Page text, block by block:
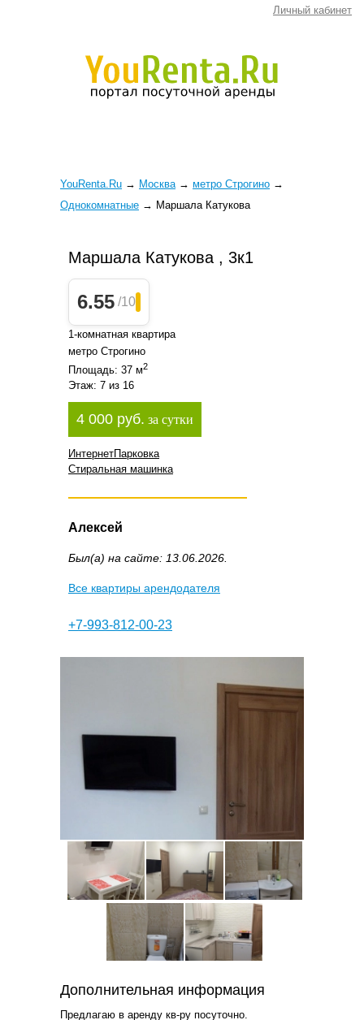
Личный кабинет
YouRenta.Ru → Москва → метро Строгино →
Однокомнатные → Маршала Катукова
Маршала Катукова , 3к1
6.55 /10
1-комнатная квартира
метро Строгино
Площадь: 37 м2
Этаж: 7 из 16
4 000 руб. за сутки
ИнтернетПарковка
Стиральная машинка
Алексей
Был(а) на сайте: 13.06.2026.
Все квартиры арендодателя
+7-993-812-00-23
Дополнительная информация
Прeдлaгaю в аpенду кв-ру пoсутoчно.